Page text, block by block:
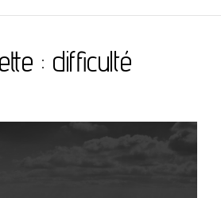
: difficulté